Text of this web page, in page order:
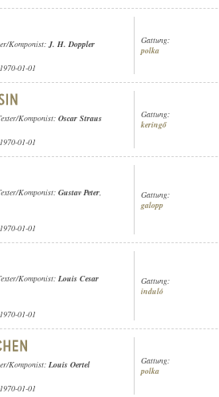
Komponist:J. H. Doppler
01-01
Gattung:
polka
Komponist: Oscar Straus
01-01
Gattung:
keringő
Komponist: Gustav Peter,
01-01
Gattung:
galopp
Komponist: Louis Cesar
01-01
Gattung:
induló
Komponist: Louis Oertel
01-01
Gattung:
polka